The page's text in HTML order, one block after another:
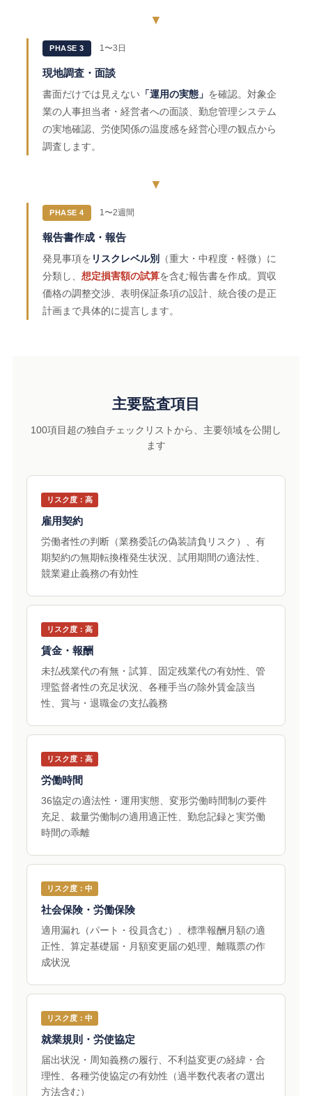
▼
PHASE 3 1〜3日
現地調査・面談
書面だけでは見えない 「運用の実態」 を確認。対象企
業の人事担当者・経営者への面談、勤怠管理システム
の実地確認、労使関係の温度感を経営心理の観点から
調査します。
▼
PHASE 4 1〜2週間
報告書作成・報告
発見事項を リスクレベル別 （重大・中程度・軽微）に
分類し、 想定損害額の試算を含む報告書を作成。買収
価格の調整交渉、表明保証条項の設計、統合後の是正
計画まで具体的に提言します。
主要監査項目
100項目超の独自チェックリストから、主要領域を公開し
ます
リスク度：高
雇用契約
労働者性の判断（業務委託の偽装請負リスク）、有
期契約の無期転換権発生状況、試用期間の適法性、
競業避止義務の有効性
リスク度：高
賃金・報酬
未払残業代の有無・試算、固定残業代の有効性、管
理監督者性の充足状況、各種手当の除外賃金該当
性、賞与・退職金の支払義務
リスク度：高
労働時間
36協定の適法性・運用実態、変形労働時間制の要件
充足、裁量労働制の適用適正性、勤怠記録と実労働
時間の乖離
リスク度：中
社会保険・労働保険
適用漏れ（パート・役員含む）、標準報酬月額の適
正性、算定基礎届・月額変更届の処理、離職票の作
成状況
リスク度：中
就業規則・労使協定
届出状況・周知義務の履行、不利益変更の経緯・合
理性、各種労使協定の有効性（過半数代表者の選出
方法含む）